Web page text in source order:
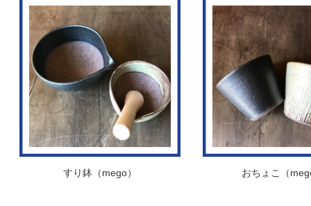
すり鉢（mego） おちょこ（